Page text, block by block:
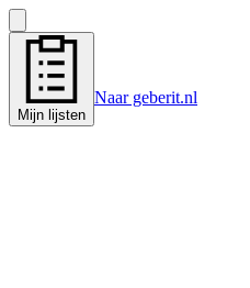
Mijn lijsten
Naar geberit.nl